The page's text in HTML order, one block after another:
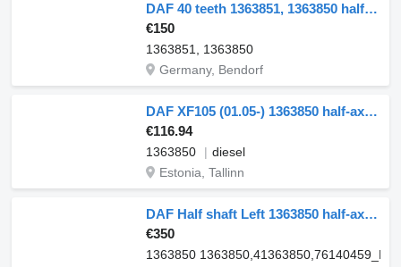
DAF 40 teeth 1363851, 1363850 half-axle for DAF CF / XF truck
€150
1363851, 1363850
Germany, Bendorf
DAF XF105 (01.05-) 1363850 half-axle for DAF XF95, XF105 (2001-2014) truck tractor
€116.94
1363850
diesel
Estonia, Tallinn
DAF Half shaft Left 1363850 half-axle for DAF truck
€350
1363850